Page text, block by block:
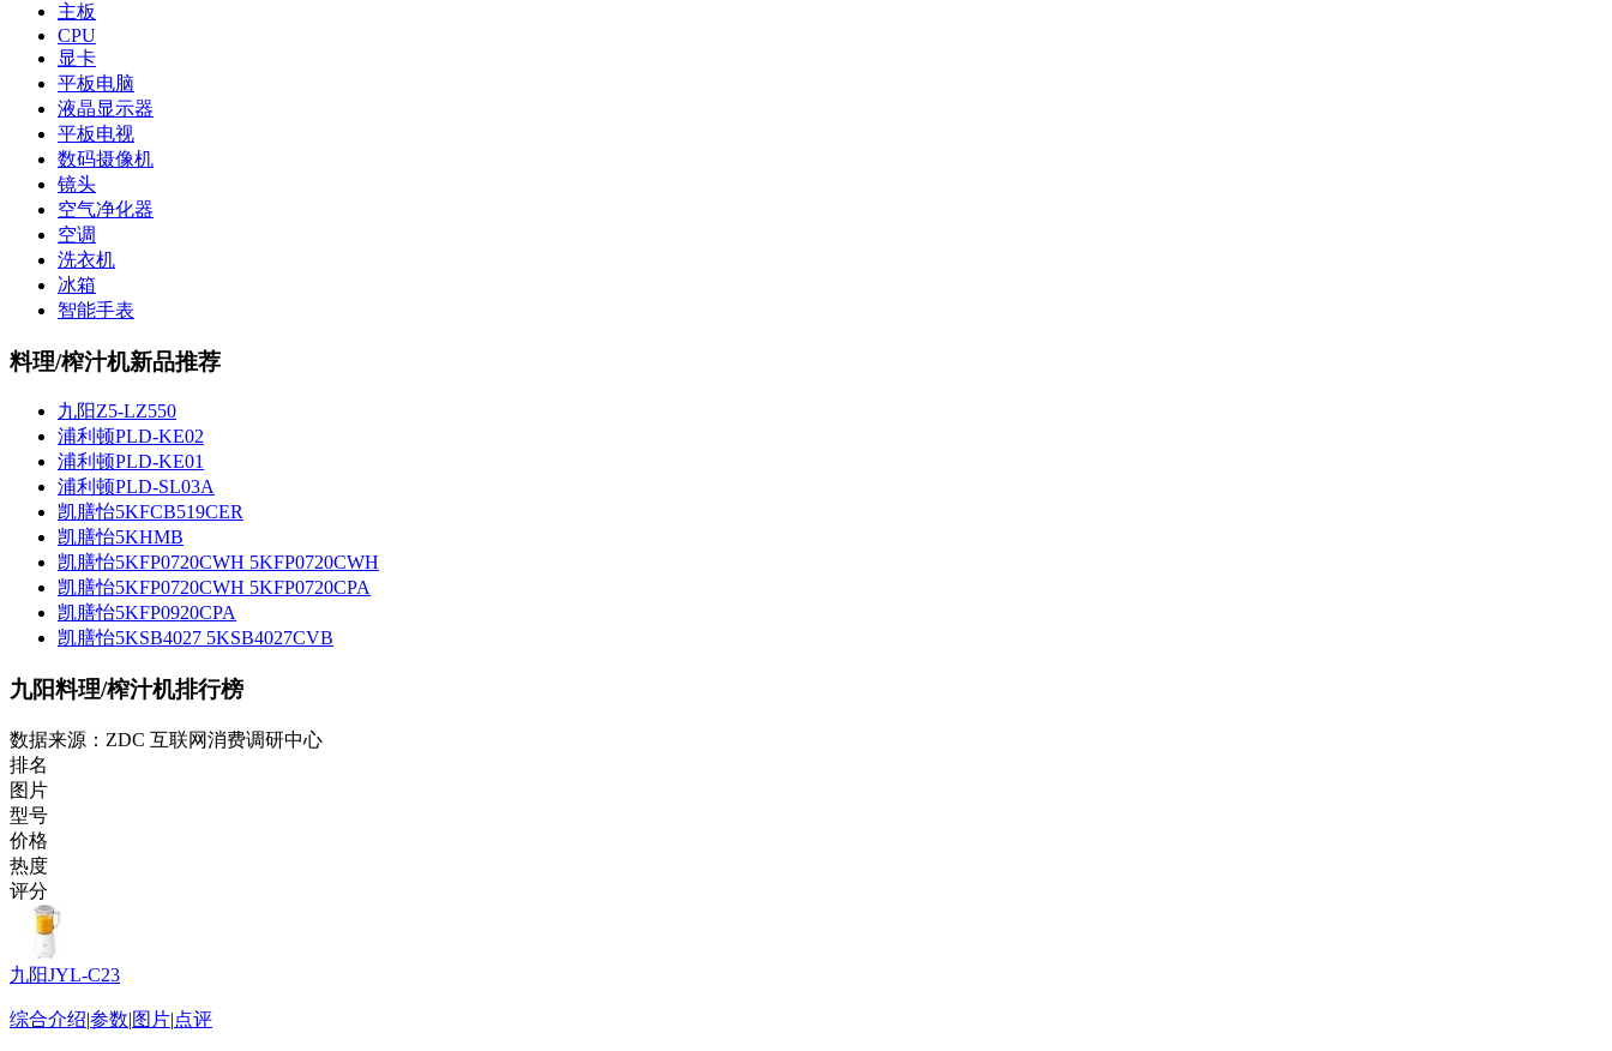
主板
CPU
显卡
平板电脑
液晶显示器
平板电视
数码摄像机
镜头
空气净化器
空调
洗衣机
冰箱
智能手表
料理/榨汁机新品推荐
九阳Z5-LZ550
浦利顿PLD-KE02
浦利顿PLD-KE01
浦利顿PLD-SL03A
凯膳怡5KFCB519CER
凯膳怡5KHMB
凯膳怡5KFP0720CWH 5KFP0720CWH
凯膳怡5KFP0720CWH 5KFP0720CPA
凯膳怡5KFP0920CPA
凯膳怡5KSB4027 5KSB4027CVB
九阳料理/榨汁机排行榜
数据来源：ZDC 互联网消费调研中心
排名
图片
型号
价格
热度
评分
九阳JYL-C23
综合介绍|参数|图片|点评